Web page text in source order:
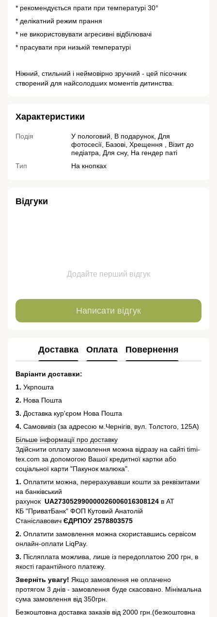
* рекомендується прати при температурі 30°
* делікатний режим прання
* не використовувати агресивні відбілювачі
* прасувати при низькій температурі
Ніжний, стильний і неймовірно зручний - цей пісочник
створений для найсолодших моментів дитинства.
Характеристики
Подія
У пологовий, В подарунок, Для
фотосесії, Базові, Хрещення , Візит до
педіатра, Для сну, На гендер паті
Тип
На кнопках
Відгуки
Додайте перший відгук
Написати відгук
Доставка Оплата Повернення
Варіанти доставки:
1. Укрпошта
2. Нова Пошта
3. Доставка кур'єром Нова Пошта
4. Самовивіз (за адресою м.Чернігів, вул. Толстого, 125А)
Більше інформації про доставку
Здійснити оплату замовлення можна відразу на сайті timi-
tex.com за допомогою Вашої кредитної картки або
соціальної карти "Пакунок малюка".
1. Оплатити можна, перерахувавши кошти за реквізитами
на банківський
рахунок UA273052990000026006016308124 в АТ
КБ "ПриватБанк" ФОП Кутовий Анатолій
Станіславович ЄДРПОУ 2578803575
2. Оплатити замовлення можна скориставшись сервісом
онлайн-оплати LiqPay.
3. Післяплата можлива, лише із передоплатою 200 грн, в
якості гарантійного платежу.
Зверніть увагу! Якщо замовлення не оплачено
протягом 3 днів - замовлення буде скасовано. Мінімальна
сума замовлення від 350грн.
Безкоштовна доставка заказів від 2000 грн.(безкоштовна